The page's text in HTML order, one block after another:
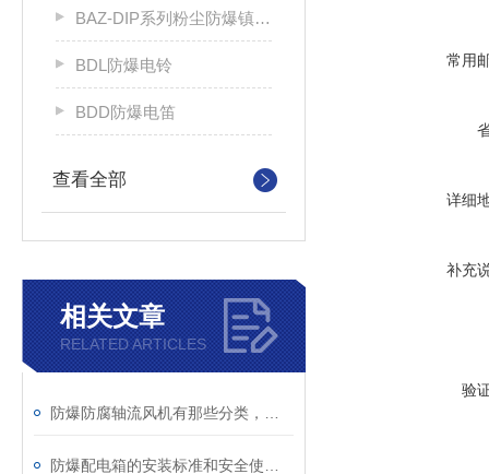
BAZ-DIP系列粉尘防爆镇流器DIP A20
BDL防爆电铃
BDD防爆电笛
查看全部
相关文章
RELATED ARTICLES
常用
详细
补充
验